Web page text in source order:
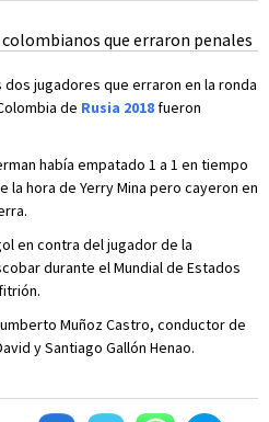
dos jugadores que erraron en la ronda
de Rusia 2018fueron
había empatado 1 a 1 en tiempo
hora de Yerry Mina pero cayeron en
en contra del jugador de la
durante el Mundial de Estados
Muñoz Castro, conductor de
y Santiago Gallón Henao.